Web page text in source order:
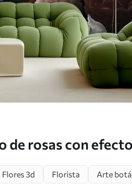
de rosas con
Flores 3d Florista Arte